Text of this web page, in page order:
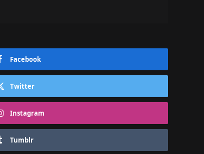
Facebook
Twitter
Instagram
Tumblr